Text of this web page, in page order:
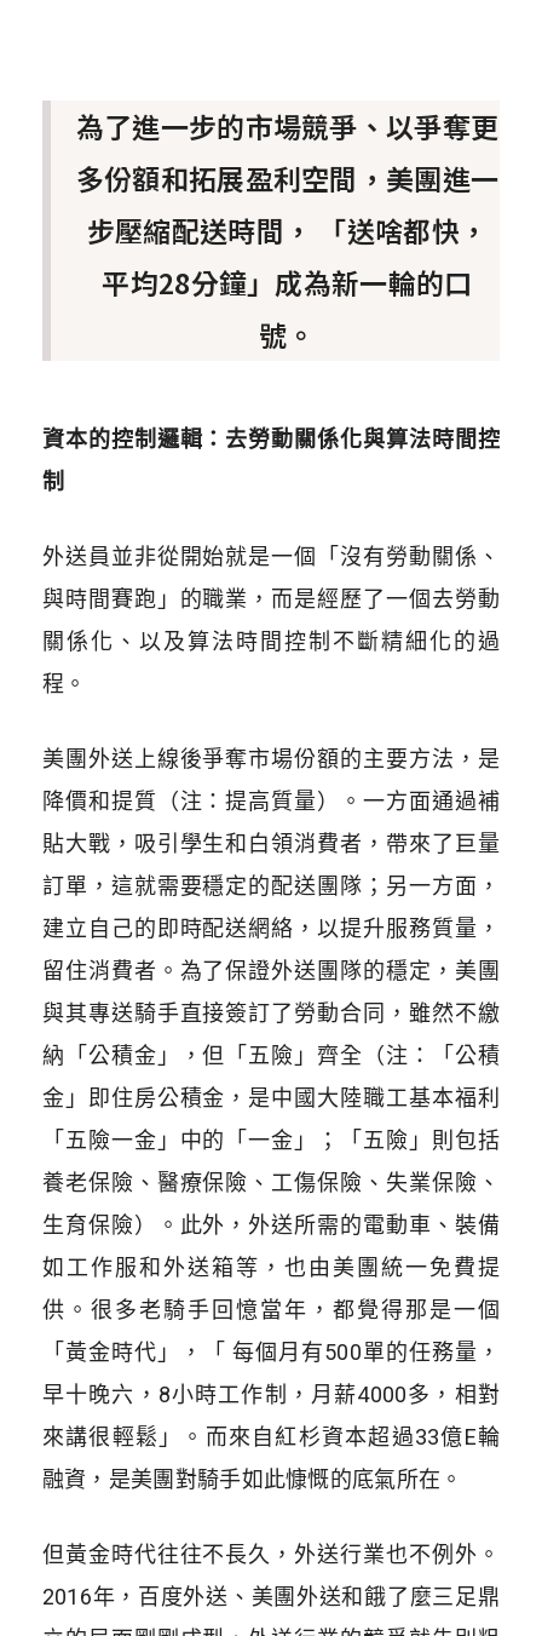
為了進一步的市場競爭、以爭奪更
多份額和拓展盈利空間，美團進一
步壓縮配送時間， 「送啥都快，
平均28分鐘」成為新一輪的口
號。
資本的控制邏輯：去勞動關係化與算法時間控
制
外送員並非從開始就是一個「沒有勞動關係、
與時間賽跑」的職業，而是經歷了一個去勞動
關係化、以及算法時間控制不斷精細化的過
程。
美團外送上線後爭奪市場份額的主要方法，是
降價和提質（注：提高質量）。一方面通過補
貼大戰，吸引學生和白領消費者，帶來了巨量
訂單，這就需要穩定的配送團隊；另一方面，
建立自己的即時配送網絡，以提升服務質量，
留住消費者。為了保證外送團隊的穩定，美團
與其專送騎手直接簽訂了勞動合同，雖然不繳
納「公積金」，但「五險」齊全（注：「公積
金」即住房公積金，是中國大陸職工基本福利
「五險一金」中的「一金」；「五險」則包括
養老保險、醫療保險、工傷保險、失業保險、
生育保險）。此外，外送所需的電動車、裝備
如工作服和外送箱等，也由美團統一免費提
供。很多老騎手回憶當年，都覺得那是一個
「黃金時代」，「 每個月有500單的任務量，
早十晚六，8小時工作制，月薪4000多，相對
來講很輕鬆」。而來自紅杉資本超過33億E輪
融資，是美團對騎手如此慷慨的底氣所在。
但黃金時代往往不長久，外送行業也不例外。
2016年，百度外送、美團外送和餓了麼三足鼎